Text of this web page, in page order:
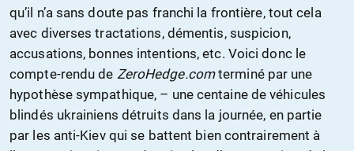
qu’il n’a sans doute pas franchi la frontière, tout cela
avec diverses tractations, démentis, suspicion,
accusations, bonnes intentions, etc. Voici donc le
compte-rendu de ZeroHedge.comterminé par une
hypothèse sympathique, – une centaine de véhicules
blindés ukrainiens détruits dans la journée, en partie
par les anti-Kiev qui se battent bien contrairement à